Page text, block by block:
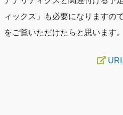
ィックス」も必要になりますの
をご覧いただけたらと思います。